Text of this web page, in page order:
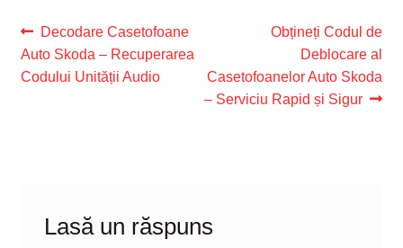
Navigare
în
Articolul
anterior:
Decodare Casetofoane
Auto Skoda – Recuperarea
Codului Unității Audio
Articolul
următor:
Obțineți Codul de
Deblocare al
Casetofoanelor Auto Skoda
– Serviciu Rapid și Sigur
Lasă un răspuns